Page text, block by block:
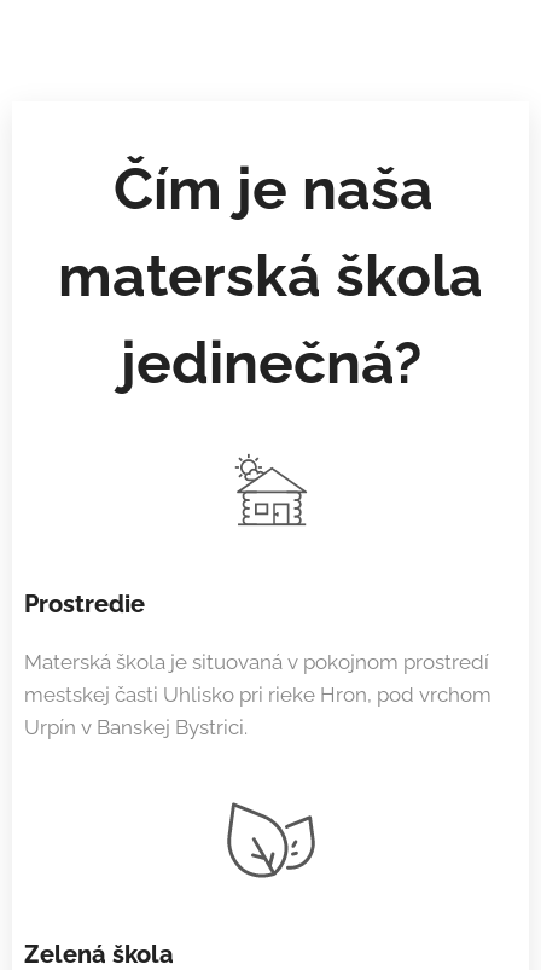
Čím je naša
materská škola
jedinečná?
Prostredie
Materská škola je situovaná v pokojnom prostredí
mestskej časti Uhlisko pri rieke Hron, pod vrchom
Urpín v Banskej Bystrici.
Zelená škola